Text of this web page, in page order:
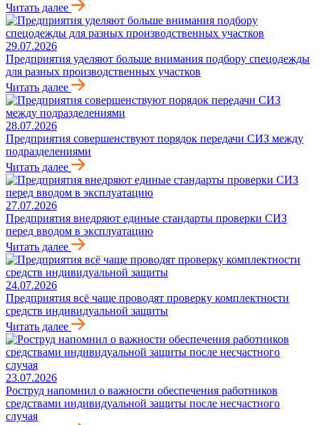
Читать далее
29.07.2026
Предприятия уделяют больше внимания подбору спецодежды
для разных производственных участков
Читать далее
28.07.2026
Предприятия совершенствуют порядок передачи СИЗ между
подразделениями
Читать далее
27.07.2026
Предприятия внедряют единые стандарты проверки СИЗ
перед вводом в эксплуатацию
Читать далее
24.07.2026
Предприятия всё чаще проводят проверку комплектности
средств индивидуальной защиты
Читать далее
23.07.2026
Роструд напомнил о важности обеспечения работников
средствами индивидуальной защиты после несчастного
случая